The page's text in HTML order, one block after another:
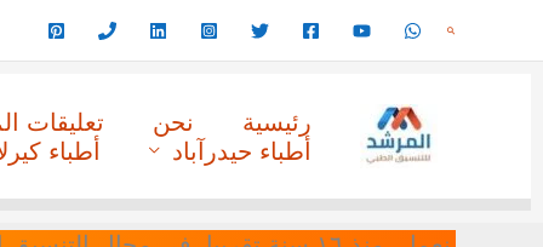
البحث
رئيسية نحن
تعليقات
أطباء حيدرآباد
أطباء